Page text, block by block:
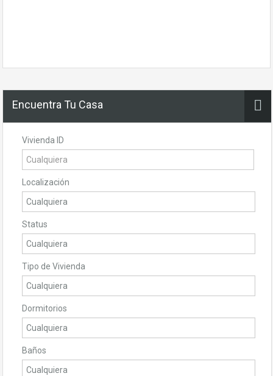
Encuentra Tu Casa
Vivienda ID
Localización
Status
Tipo de Vivienda
Dormitorios
Baños